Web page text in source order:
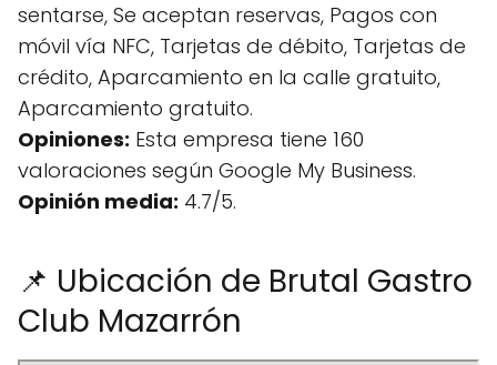
sentarse, Se aceptan reservas, Pagos con
móvil vía NFC, Tarjetas de débito, Tarjetas de
crédito, Aparcamiento en la calle gratuito,
Aparcamiento gratuito.
Opiniones: Esta empresa tiene 160
valoraciones según Google My Business.
Opinión media: 4.7/5.
📌 Ubicación de Brutal Gastro
Club Mazarrón